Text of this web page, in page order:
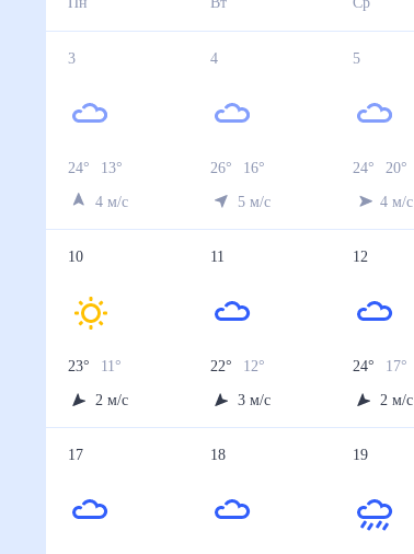
3
24° 13°
4 м/с
4
26° 16°
5 м/с
5
24° 20
4 м/с
10
23° 11°
2 м/с
11
22° 12°
3 м/с
12
24° 17°
2 м/с
17 18 19